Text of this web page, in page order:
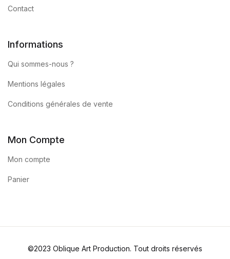
Contact
Informations
Qui sommes-nous ?
Mentions légales
Conditions générales de vente
Mon Compte
Mon compte
Panier
©2023 Oblique Art Production. Tout droits réservés